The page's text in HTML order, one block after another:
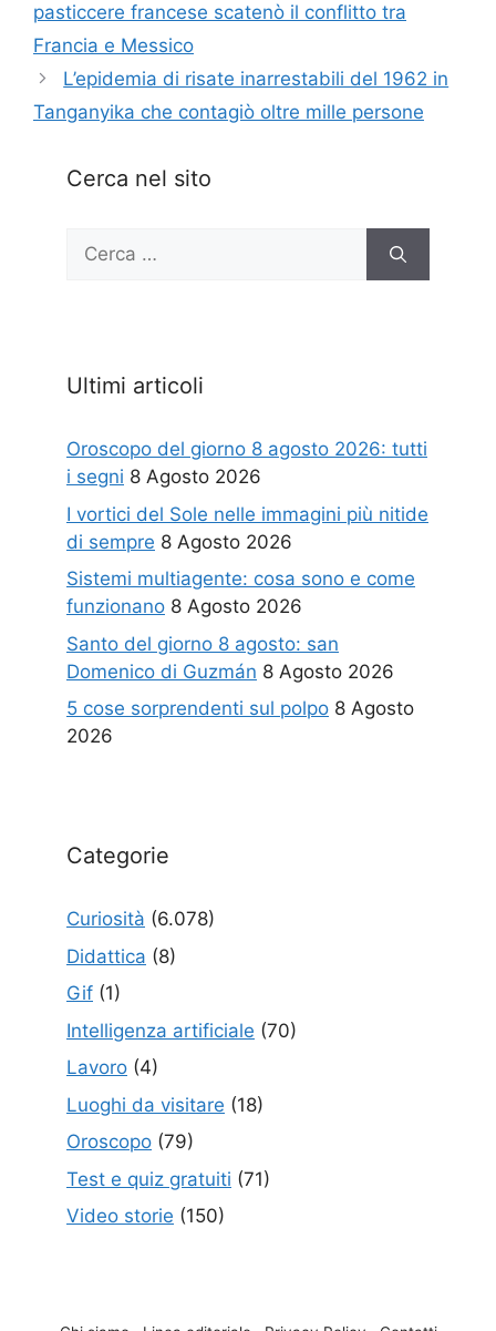
pasticcere francese scatenò il conflitto tra
Francia e Messico
L’epidemia di risate inarrestabili del 1962 in
Tanganyika che contagiò oltre mille persone
Cerca nel sito
Ricerca
Ultimi articoli
Oroscopo del giorno 8 agosto 2026: tutti
i segni 8 Agosto 2026
I vortici del Sole nelle immagini più nitide
di sempre 8 Agosto 2026
Sistemi multiagente: cosa sono e come
funzionano 8 Agosto 2026
Santo del giorno 8 agosto: san
Domenico di Guzmán 8 Agosto 2026
5 cose sorprendenti sul polpo 8 Agosto
2026
Categorie
Curiosità (6.078)
Didattica (8)
Gif (1)
Intelligenza artificiale (70)
Lavoro (4)
Luoghi da visitare (18)
Oroscopo (79)
Test e quiz gratuiti (71)
Video storie (150)